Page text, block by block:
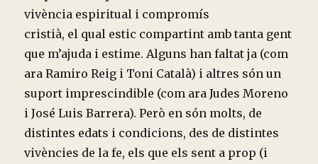
vivència espiritual i compromís
cristià, el qual estic compartint amb tanta gent
que m’ajuda i estime. Alguns han faltat ja (com
ara Ramiro Reig i Toni Català) i altres són un
suport imprescindible (com ara Judes Moreno
i José Luis Barrera). Però en són molts, de
distintes edats i condicions, des de distintes
vivències de la fe, els que els sent a prop (i